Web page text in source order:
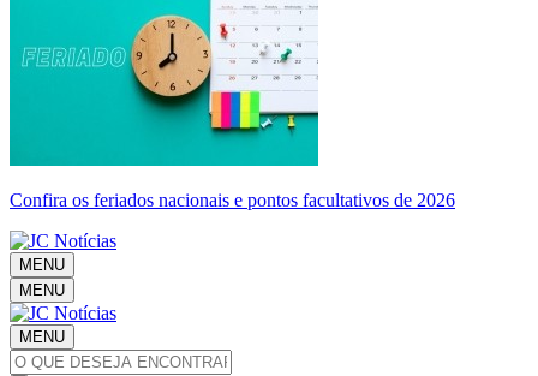
Confira os feriados nacionais e pontos facultativos de 2026
MENU
MENU
MENU